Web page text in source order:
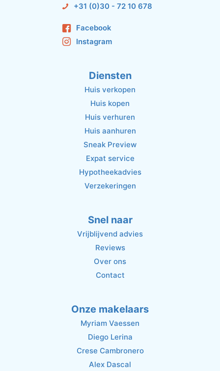
+31 (0)30 - 72 10 678
Facebook
Instagram
Diensten
Huis verkopen
Huis kopen
Huis verhuren
Huis aanhuren
Sneak Preview
Expat service
Hypotheekadvies
Verzekeringen
Snel naar
Vrijblijvend advies
Reviews
Over ons
Contact
Onze makelaars
Myriam Vaessen
Diego Lerina
Crese Cambronero
Alex Dascal